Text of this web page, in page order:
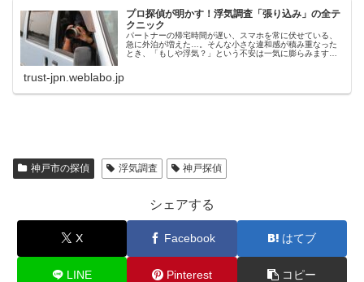
プロ探偵が明かす！浮気調査「張り込み」の全テ
クニック
パートナーの帰宅時間が遅い、スマホを常に伏せている、
急に外泊が増えた…。そんな小さな違和感が積み重なった
とき、「もしや浮気？」という不安は一気に膨らみます。
trust-jpn.weblabo.jp
神戸市の探偵 浮気調査 神戸探偵
シェアする
X Facebook はてブ
LINE Pinterest コピー